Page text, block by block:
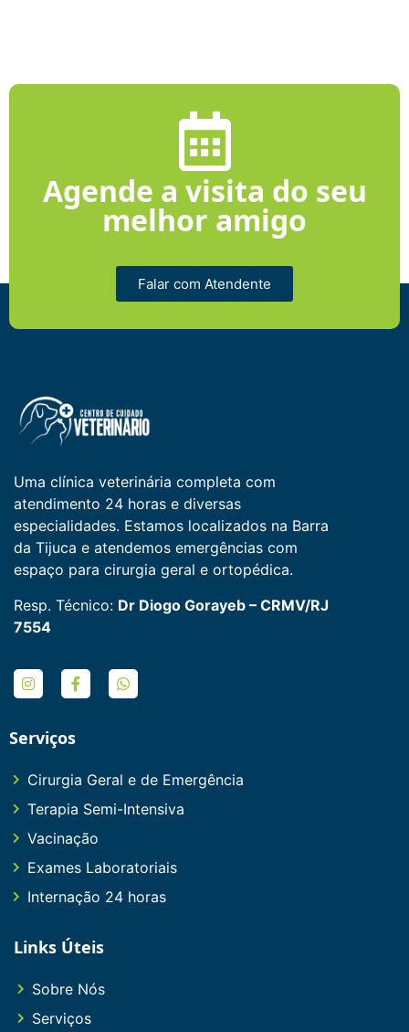
Agende a visita do seu
melhor amigo
Falar com Atendente
Uma clínica veterinária completa com
atendimento 24 horas e diversas
especialidades. Estamos localizados na Barra
da Tijuca e atendemos emergências com
espaço para cirurgia geral e ortopédica.
Resp. Técnico: Dr Diogo Gorayeb – CRMV/RJ
7554
Serviços
Cirurgia Geral e de Emergência
Terapia Semi-Intensiva
Vacinação
Exames Laboratoriais
Internação 24 horas
Links Úteis
Sobre Nós
Serviços